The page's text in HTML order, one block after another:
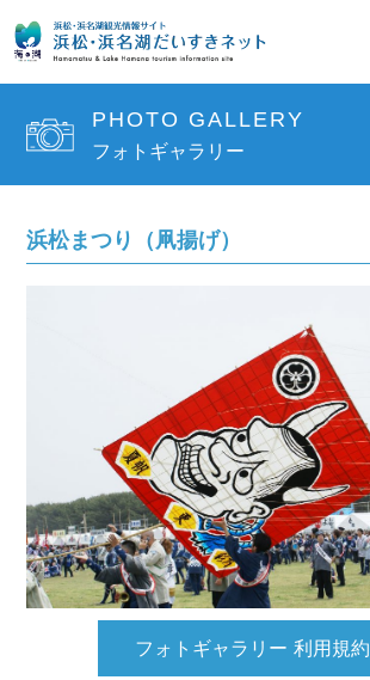
PHOTO GALLERY
フォトギャラリー
浜松まつり（凧揚げ）
フォトギャラリー 利用規約